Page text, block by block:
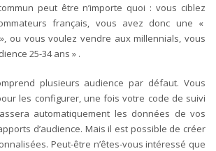
peut être n’importe quoi : vous ciblez
français, vous avez donc une «
ou vous voulez vendre aux millennials, vous
25-34 ans » .
plusieurs audience par défaut. Vous
les configurer, une fois votre code de suivi
automatiquement les données de vos
d’audience. Mais il est possible de créer
Peut-être n’êtes-vous intéressé que